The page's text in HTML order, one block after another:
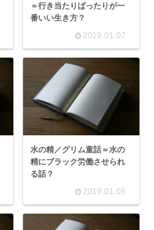
＝行き当たりばったりが一
番いい生き方？
2019.01.07
水の精／グリム童話＝水の
精にブラック労働させられ
る話？
2019.01.05